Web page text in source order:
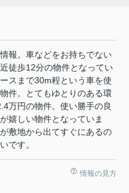
報。車などをお持ちでない
徒歩12分の物件となってい
スまで30m程という車を使
件。とてもゆとりのある環
万円の物件。使い勝手の良
嬉しい物件となっていま
敷地から出てすぐにあるの
です。
情報の見方